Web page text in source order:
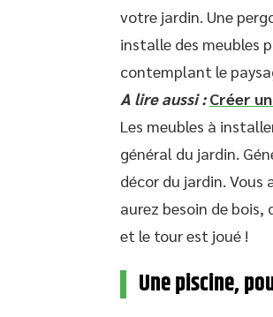
votre jardin. Une
installe des meubles
contemplant le
A lire aussi : Créer
Les meubles à
général du jardin.
décor du jardin. Vous
aurez besoin de bois,
et le tour est joué !
Une piscine,